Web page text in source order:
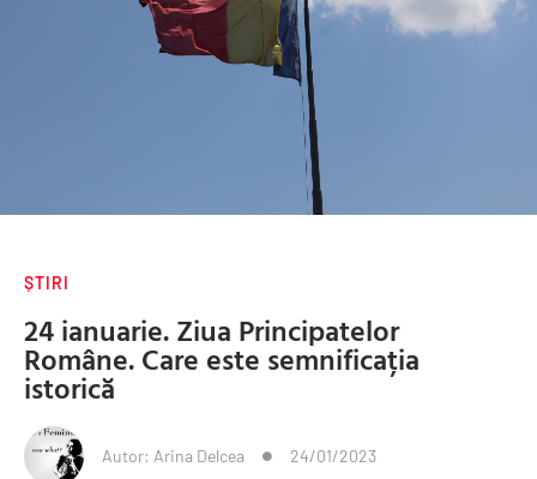
ȘTIRI
24 ianuarie. Ziua Principatelor
Române. Care este semnificația
istorică
Autor: Arina Delcea 24/01/2023